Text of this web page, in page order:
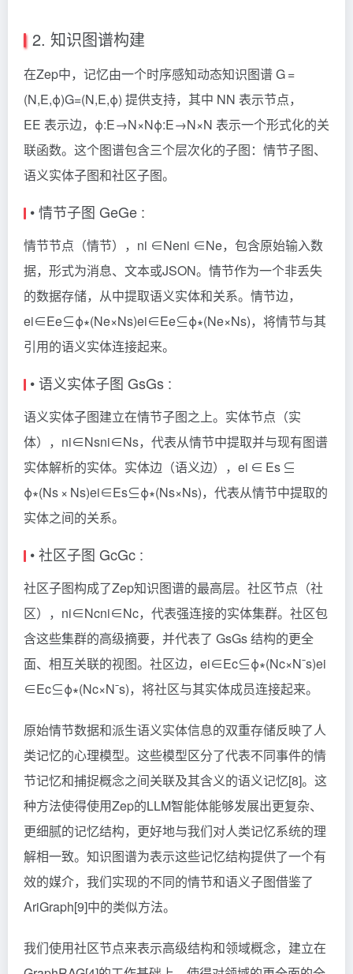
2. 知识图谱构建
在Zep中，记忆由一个时序感知动态知识图谱 G =
(N,E,ϕ)G=(N,E,ϕ) 提供支持，其中 NN 表示节点，
EE 表示边，ϕ:E→N×Nϕ:E→N×N 表示一个形式化的关
联函数。这个图谱包含三个层次化的子图：情节子图、
语义实体子图和社区子图。
• 情节子图 GeGe​ :
情节节点（情节），ni ∈Neni​ ∈Ne​，包含原始输入数
据，形式为消息、文本或JSON。情节作为一个非丢失
的数据存储，从中提取语义实体和关系。情节边，
ei∈Ee⊆ϕ∗(Ne×Ns)ei​∈Ee​⊆ϕ∗(Ne​×Ns​)，将情节与其
引用的语义实体连接起来。
• 语义实体子图 GsGs​ :
语义实体子图建立在情节子图之上。实体节点（实
体），ni∈Nsni​∈Ns​，代表从情节中提取并与现有图谱
实体解析的实体。实体边（语义边），ei ∈ Es ⊆
ϕ∗(Ns × Ns)ei​∈Es​⊆ϕ∗(Ns​×Ns​)，代表从情节中提取的
实体之间的关系。
• 社区子图 GcGc​ :
社区子图构成了Zep知识图谱的最高层。社区节点（社
区），ni∈Ncni​∈Nc​，代表强连接的实体集群。社区包
含这些集群的高级摘要，并代表了 GsGs​结构的更全
面、相互关联的视图。社区边，ei∈Ec⊆ϕ∗(Nc×Nˉs)ei​
∈Ec​⊆ϕ∗(Nc​×Nˉs​)，将社区与其实体成员连接起来。
原始情节数据和派生语义实体信息的双重存储反映了人
类记忆的心理模型。这些模型区分了代表不同事件的情
节记忆和捕捉概念之间关联及其含义的语义记忆[8]。这
种方法使得使用Zep的LLM智能体能够发展出更复杂、
更细腻的记忆结构，更好地与我们对人类记忆系统的理
解相一致。知识图谱为表示这些记忆结构提供了一个有
效的媒介，我们实现的不同的情节和语义子图借鉴了
AriGraph[9]中的类似方法。
我们使用社区节点来表示高级结构和领域概念，建立在